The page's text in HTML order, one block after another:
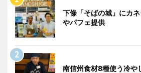
下條「そばの城」にカ
やパフェ提供
南信州食材8種使う冷